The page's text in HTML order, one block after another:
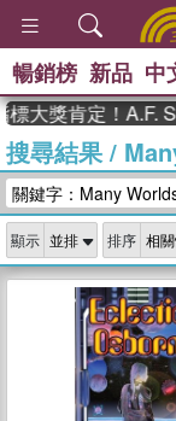
暢銷榜 新品 中
定！A.F.
搜尋結果/
關鍵字：Many
顯示 排序